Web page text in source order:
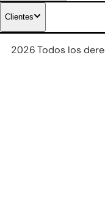
Clientes
2026 Todos los